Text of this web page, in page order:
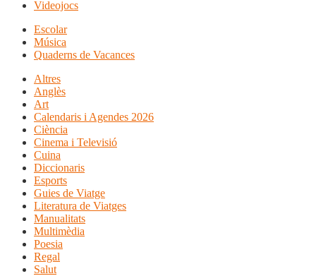
Videojocs
Escolar
Música
Quaderns de Vacances
Altres
Anglès
Art
Calendaris i Agendes 2026
Ciència
Cinema i Televisió
Cuina
Diccionaris
Esports
Guies de Viatge
Literatura de Viatges
Manualitats
Multimèdia
Poesia
Regal
Salut